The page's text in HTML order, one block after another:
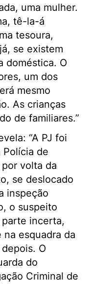
uma mulher.
tê-la-á
tesoura,
se existem
doméstica. O
um dos
mesmo
As crianças
de familiares.”
“A PJ foi
Polícia de
volta da
se deslocado
inspeção
o suspeito
incerta,
esquadra da
O
do
Criminal de